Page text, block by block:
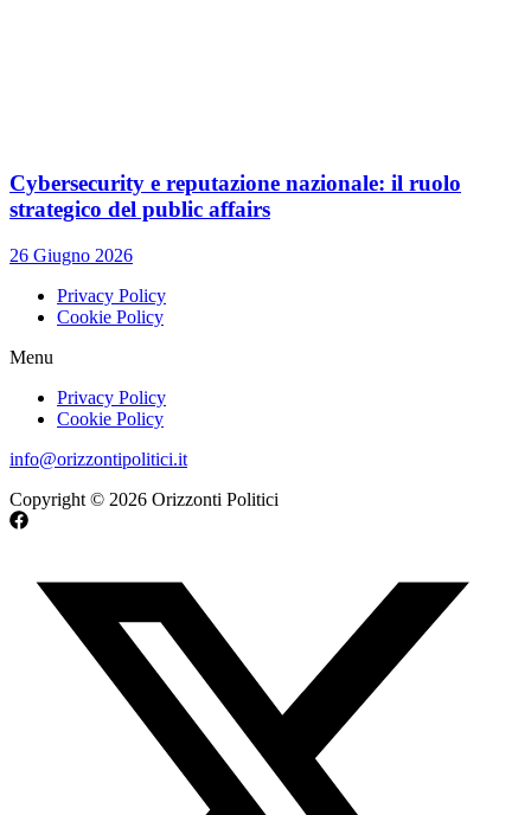
Cybersecurity e reputazione nazionale: il ruolo
strategico del public affairs
26 Giugno 2026
Privacy Policy
Cookie Policy
Menu
Privacy Policy
Cookie Policy
info@orizzontipolitici.it
Copyright © 2026 Orizzonti Politici